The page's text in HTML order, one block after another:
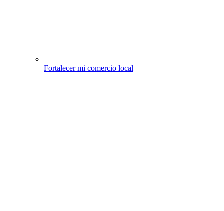
Fortalecer mi comercio local